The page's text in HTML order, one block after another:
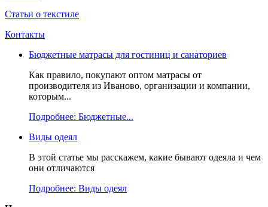
Статьи о текстиле
Контакты
Бюджетные матрасы для гостиниц и санаториев
Как правило, покупают оптом матрасы от
производителя из Иваново, организации и компании,
которым...
Подробнее: Бюджетные...
Виды одеял
В этой статье мы расскажем, какие бывают одеяла и чем
они отличаются
Подробнее: Виды одеял